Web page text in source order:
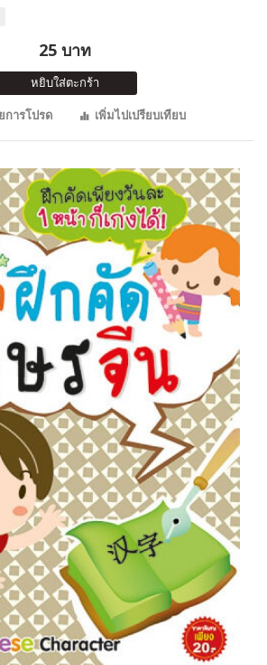
25 บาท
หยิบใส่ตะกร้า
การโปรด
เพิ่มไปเปรียบเทียบ